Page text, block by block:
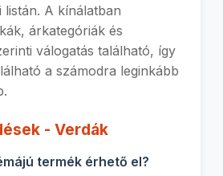
A kínálatban
árkategóriák és
válogatás található, így
a számodra leginkább
- Verdák
termék érhető el?